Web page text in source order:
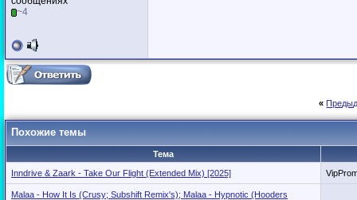
~4
«
Похожие темы
Тема
Inndrive & Zaark - Take Our Flight (Extended Mix) [2025]
Malaa - How It Is (Crusy; Subshift Remix's); Malaa - Hypnotic (Hooders